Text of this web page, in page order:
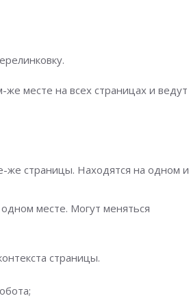
месте на всех страницах и ведут
же страницы. Находятся на одном и
месте. Могут меняться
страницы.